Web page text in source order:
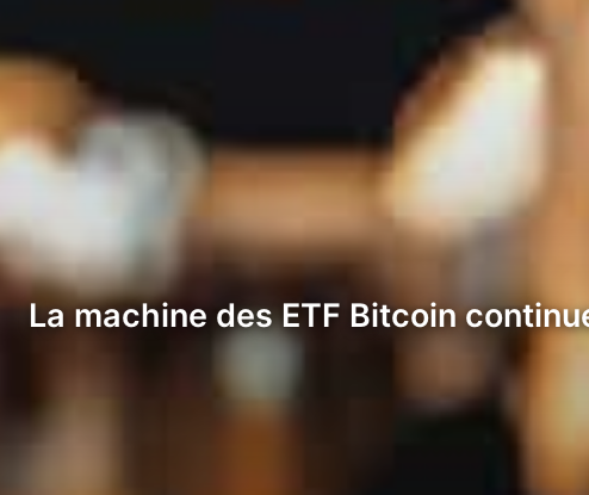
La machine des ETF Bitcoin